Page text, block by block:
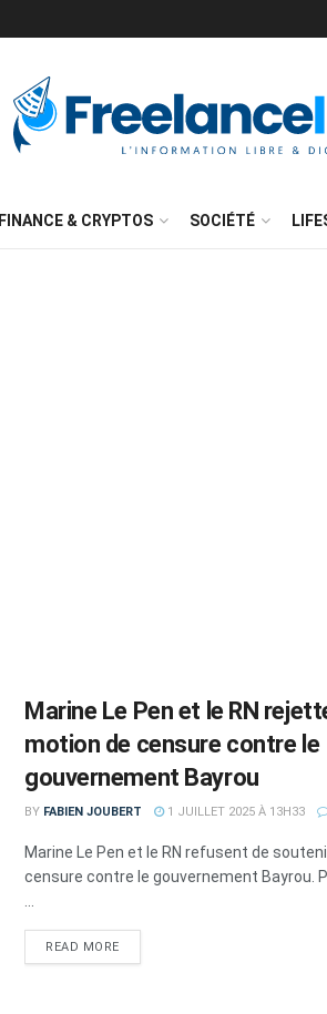
FINANCE & CRYPTOS SOCIÉTÉ
Marine Le Pen et le RN
motion de censure contre le
gouvernement Bayrou
BY FABIEN JOUBERT 1 JUILLET 2025 À 13H33
Marine Le Pen et le RN refusent de
censure contre le gouvernement Bayrou.
READ MOREDETAILS